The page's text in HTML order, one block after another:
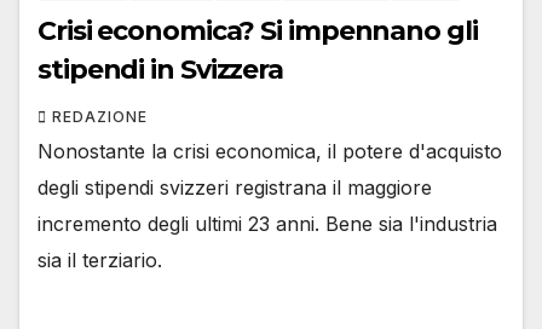
Crisi economica? Si impennano gli
stipendi in Svizzera
REDAZIONE
Nonostante la crisi economica, il potere d'acquisto
degli stipendi svizzeri registrana il maggiore
incremento degli ultimi 23 anni. Bene sia l'industria
sia il terziario.